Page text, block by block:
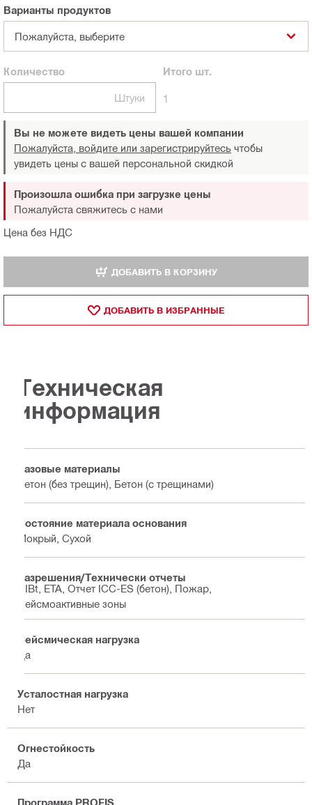
Варианты продуктов
Пожалуйста, выберите
Количество
Штуки
Итого шт.
1
Вы не можете видеть цены вашей компании
Пожалуйста, войдите или зарегистрируйтесь чтобы
увидеть цены с вашей персональной скидкой
Цена без НДС
Произошла ошибка при загрузке цены
Пожалуйста свяжитесь с нами
ДОБАВИТЬ В КОРЗИНУ
ДОБАВИТЬ В ИЗБРАННЫЕ
Техническая
информация
Базовые материалы
Бетон (без трещин), Бетон (с трещинами)
Состояние материала основания
Мокрый, Сухой
Разрешения/Технически отчеты
DIBt, ETA, Отчет ICC-ES (бетон), Пожар,
Сейсмоактивные зоны
Сейсмическая нагрузка
Да
Усталостная нагрузка
Нет
Огнестойкость
Да
Программа PROFIS